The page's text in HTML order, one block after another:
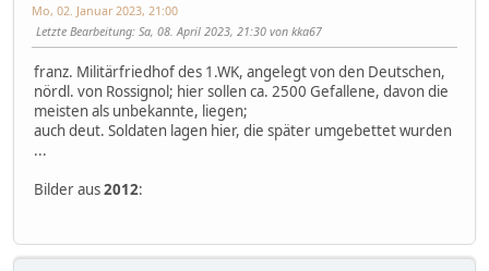
Mo, 02. Januar 2023, 21:00
Letzte Bearbeitung: Sa, 08. April 2023, 21:30 von kka67
franz. Militärfriedhof des 1.WK, angelegt von den Deutschen,
nördl. von Rossignol; hier sollen ca. 2500 Gefallene, davon die
meisten als unbekannte, liegen;
auch deut. Soldaten lagen hier, die später umgebettet wurden
...
Bilder aus2012: